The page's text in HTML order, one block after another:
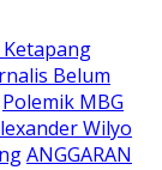
Belum
Polemik MBG
Wilyo
ANGGARAN